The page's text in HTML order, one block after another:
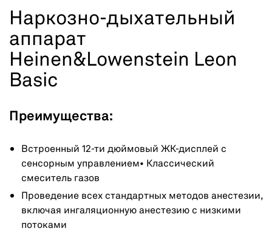
Наркозно-дыхательный
аппарат
Heinen&Lowenstein Leon
Basic
Преимущества:
Встроенный 12-ти дюймовый ЖК-дисплей с
сенсорным управлением• Классический
смеситель газов
Проведение всех стандартных методов анестезии,
включая ингаляционную анестезию с низкими
потоками